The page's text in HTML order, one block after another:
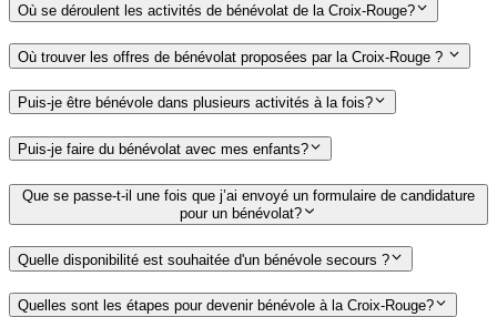
Où se déroulent les activités de bénévolat de la Croix-Rouge?
Où trouver les offres de bénévolat proposées par la Croix-Rouge ?
Puis-je être bénévole dans plusieurs activités à la fois?
Puis-je faire du bénévolat avec mes enfants?
Que se passe-t-il une fois que j’ai envoyé un formulaire de candidature
pour un bénévolat?
Quelle disponibilité est souhaitée d'un bénévole secours ?
Quelles sont les étapes pour devenir bénévole à la Croix-Rouge?